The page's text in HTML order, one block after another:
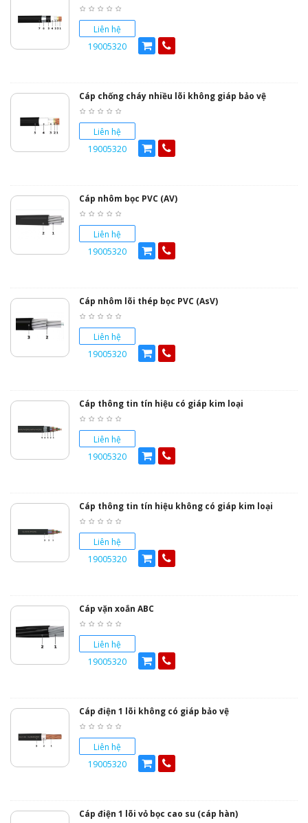
Liên hệ
19005320
Cáp chống cháy nhiều lõi không giáp bảo vệ
Liên hệ
19005320
Cáp nhôm bọc PVC (AV)
Liên hệ
19005320
Cáp nhôm lõi thép bọc PVC (AsV)
Liên hệ
19005320
Cáp thông tin tín hiệu có giáp kim loại
Liên hệ
19005320
Cáp thông tin tín hiệu không có giáp kim loại
Liên hệ
19005320
Cáp vặn xoắn ABC
Liên hệ
19005320
Cáp điện 1 lõi không có giáp bảo vệ
Liên hệ
19005320
Cáp điện 1 lõi vỏ bọc cao su (cáp hàn)